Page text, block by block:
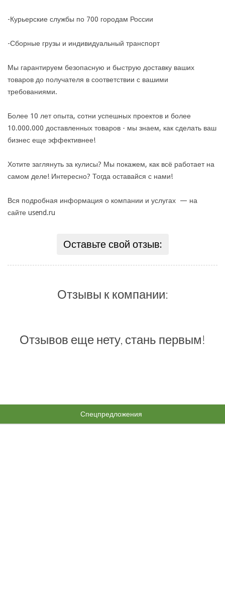
-Курьерские службы по 700 городам России
-Сборные грузы и индивидуальный транспорт
Мы гарантируем безопасную и быструю доставку ваших
товаров до получателя в соответствии с вашими
требованиями.
Более 10 лет опыта, сотни успешных проектов и более
10.000.000 доставленных товаров - мы знаем, как сделать ваш
бизнес еще эффективнее!
Хотите заглянуть за кулисы? Мы покажем, как всё работает на
самом деле! Интересно? Тогда оставайся с нами!
Вся подробная информация о компании и услугах — на
сайте usend.ru
Оставьте свой отзыв:
Отзывы к компании:
Отзывов еще нету, стань первым!
Спецпредложения